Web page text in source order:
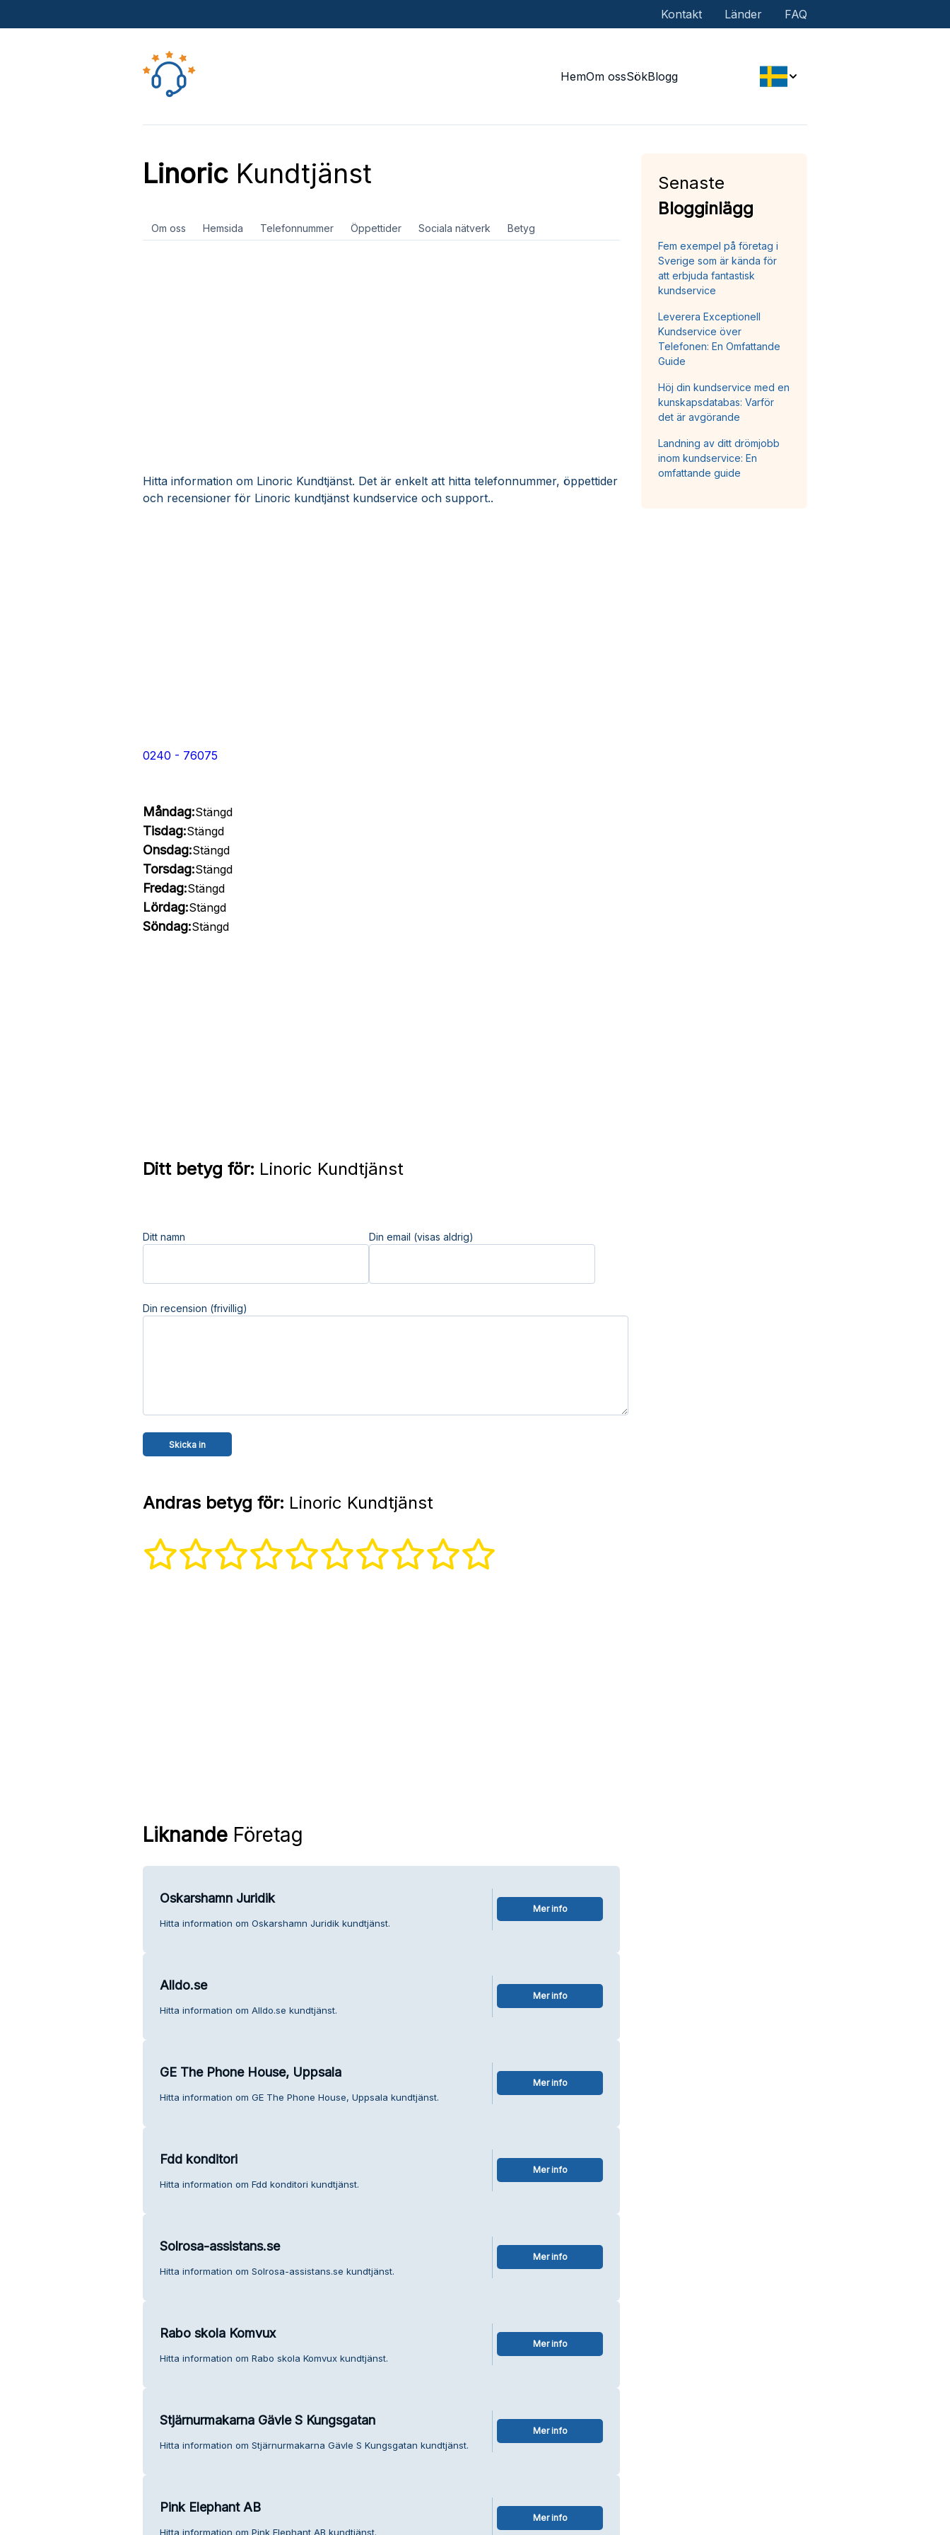
Kontakt Länder FAQ
HemOm ossSökBlogg
LinoricKundtjänst
Om oss Hemsida Telefonnummer Öppettider Sociala nätverk Betyg
Hitta information om Linoric Kundtjänst. Det är enkelt att hitta telefonnummer, öppettider
och recensioner för Linoric kundtjänst kundservice och support..
0240 - 76075
Måndag:Stängd
Tisdag:Stängd
Onsdag:Stängd
Torsdag:Stängd
Fredag:Stängd
Lördag:Stängd
Söndag:Stängd
Ditt betyg för: Linoric Kundtjänst
Ditt namn Din email (visas aldrig)
Din recension (frivillig)
Andras betyg för: Linoric Kundtjänst
LiknandeFöretag
Oskarshamn Juridik
Hitta information om Oskarshamn Juridik kundtjänst.
Mer info
Alldo.se
Hitta information om Alldo.se kundtjänst.
Mer info
GE The Phone House, Uppsala
Hitta information om GE The Phone House, Uppsala kundtjänst.
Mer info
Fdd konditori
Hitta information om Fdd konditori kundtjänst.
Mer info
Solrosa-assistans.se
Hitta information om Solrosa-assistans.se kundtjänst.
Mer info
Rabo skola Komvux
Hitta information om Rabo skola Komvux kundtjänst.
Mer info
Stjärnurmakarna Gävle S Kungsgatan
Hitta information om Stjärnurmakarna Gävle S Kungsgatan kundtjänst.
Mer info
Pink Elephant AB
Hitta information om Pink Elephant AB kundtjänst.
Mer info
Senaste
Blogginlägg
Fem exempel på företag i
Sverige som är kända för
att erbjuda fantastisk
kundservice
Leverera Exceptionell
Kundservice över
Telefonen: En Omfattande
Guide
Höj din kundservice med en
kunskapsdatabas: Varför
det är avgörande
Landning av ditt drömjobb
inom kundservice: En
omfattande guide